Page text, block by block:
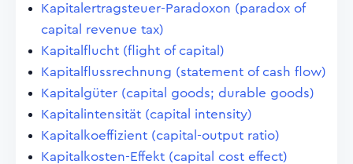
Kapitalertragsteuer-Paradoxon (paradox of
capital revenue tax)
Kapitalflucht (flight of capital)
Kapitalflussrechnung (statement of cash flow)
Kapitalgüter (capital goods; durable goods)
Kapitalintensität (capital intensity)
Kapitalkoeffizient (capital-output ratio)
Kapitalkosten-Effekt (capital cost effect)